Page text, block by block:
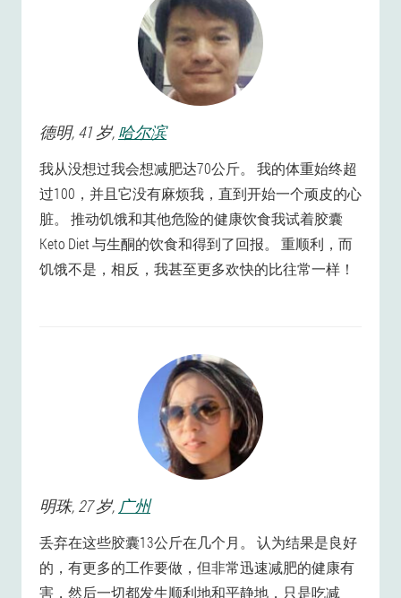
德明, 41 岁, 哈尔滨
我从没想过我会想减肥达70公斤。 我的体重始终超
过100，并且它没有麻烦我，直到开始一个顽皮的心
脏。 推动饥饿和其他危险的健康饮食我试着胶囊
Keto Diet 与生酮的饮食和得到了回报。 重顺利，而
饥饿不是，相反，我甚至更多欢快的比往常一样！
明珠, 27 岁, 广州
丢弃在这些胶囊13公斤在几个月。 认为结果是良好
的，有更多的工作要做，但非常迅速减肥的健康有
害，然后一切都发生顺利地和平静地，只是吃减